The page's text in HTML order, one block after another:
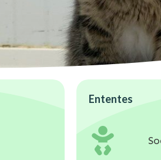
Ententes